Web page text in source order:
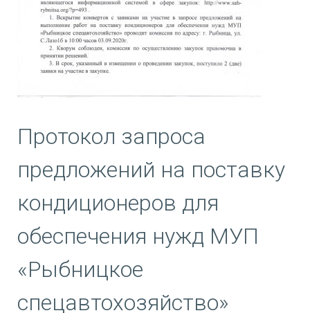
Протокол запроса
предложений на поставку
кондиционеров для
обеспечения нужд МУП
«Рыбницкое
спецавтохозяйство»